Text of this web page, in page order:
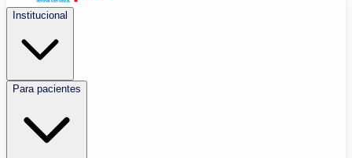
Institucional
Para pacientes